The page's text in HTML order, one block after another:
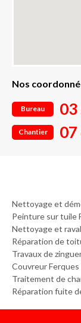
Nos
Bureau 03
Chantier 07
Nettoyage et
Peinture sur tuile
Nettoyage et
Réparation de
Travaux de
Couvreur
Traitement de
Réparation fuite